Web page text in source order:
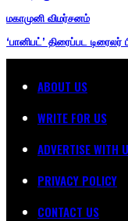
மகாமுனி விமர்சனம்
‘பானிபட்’ திரைப்பட
ABOUT US
WRITE FOR US
ADVERTISE WITH
PRIVACY POLICY
CONTACT US